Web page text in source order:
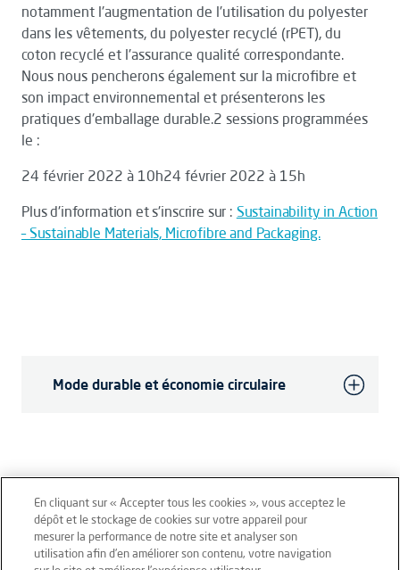
notamment l'augmentation de l'utilisation du polyester
dans les vêtements, du polyester recyclé (rPET), du
coton recyclé et l'assurance qualité correspondante.
Nous nous pencherons également sur la microfibre et
son impact environnemental et présenterons les
pratiques d'emballage durable.2 sessions programmées
le :
24 février 2022 à 10h24 février 2022 à 15h
Plus d'information et s'inscrire sur : Sustainability in Action
– Sustainable Materials, Microfibre and Packaging.
Mode durable et économie circulaire
Mentions légales Conditions générales
En cliquant sur « Accepter tous les cookies », vous acceptez le
dépôt et le stockage de cookies sur votre appareil pour
mesurer la performance de notre site et analyser son
utilisation afin d’en améliorer son contenu, votre navigation